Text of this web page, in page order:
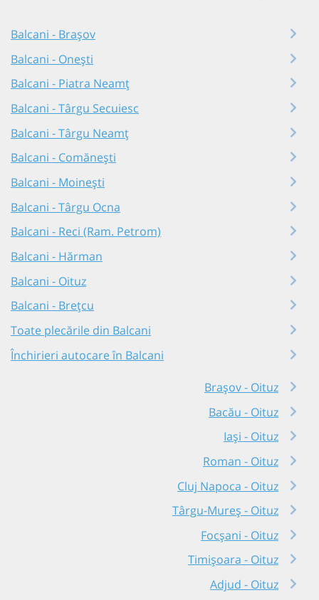
Balcani - Brașov
Balcani - Onești
Balcani - Piatra Neamț
Balcani - Târgu Secuiesc
Balcani - Târgu Neamț
Balcani - Comănești
Balcani - Moinești
Balcani - Târgu Ocna
Balcani - Reci (Ram. Petrom)
Balcani - Hărman
Balcani - Oituz
Balcani - Brețcu
Toate plecările din Balcani
Închirieri autocare în Balcani
Brașov - Oituz
Bacău - Oituz
Iași - Oituz
Roman - Oituz
Cluj Napoca - Oituz
Târgu-Mureș - Oituz
Focșani - Oituz
Timișoara - Oituz
Adjud - Oituz